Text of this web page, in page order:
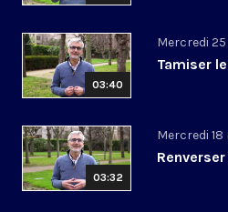
03:40
Mercredi
Tamiser
03:32
Mercredi